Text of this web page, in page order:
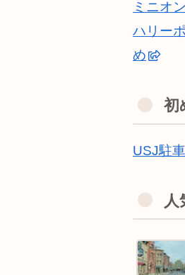
ミニオ
ハリー
め
初
USJ駐
人